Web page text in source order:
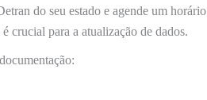
do seu estado e agende um horário
crucial para a atualização de dados.